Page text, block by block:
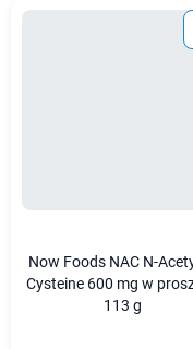
Now Foods NAC N-
Cysteine 600 mg w
113 g